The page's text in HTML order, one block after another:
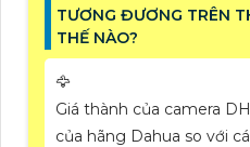
TƯƠNG ĐƯƠNG TRÊN
THẾ NÀO?
🦅
Giá thành của camera
của hãng Dahua so với